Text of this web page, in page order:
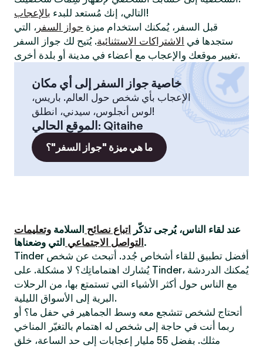
التالي، إنك مُستعد للبدء بالإعجاب
!
قبل السفر، يُمكنك استخدام ميزة جواز السفر ، التي
ستجدها في الاشتراكات الاستثنائية. يُتيح لك جواز السفر
تغيير موقعك والإعجاب مع أعضاء في مدينة أو بلدة أخرى.
خاصية جواز السفر إلى أي مكان
الإعجاب بأي شخص حول العالم. باريس،
لوس أنجلوس، سيدني، انطلق!
الموقع الحالي : Qitaihe
ما هي ميزة "جواز السفر"؟
عند لقاء الناس، يُرجى تذكّر اتباع نصائح السلامة وتعليمات
التواصل الاجتماعي التي وضعناها.
Tinder أفضل تطبيق للقاء أشخاص جُدد. أتبحث عن شخص
يُشارك اهتماماتِك؟ لا مشكلة. على Tinder، يُمكنك الدردشة
مع الناس حول أكثر الأشياء التي تستمتع بها، من الرحلات
البرية إلى الأسواق الليلية.
أتحتاج لشخص تتشجع معه وسط الجماهير في حفل ما؟ أو
ربما أنت في حاجة إلى شخص له اهتمام بالتغيّر المناخي
مثلك. بفضل 55 مليار إعجابات إلى حد الساعة، خلق